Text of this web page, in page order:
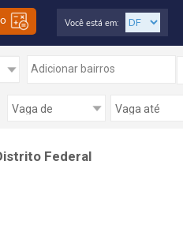
Você está em:
Adicionar bairros
Federal